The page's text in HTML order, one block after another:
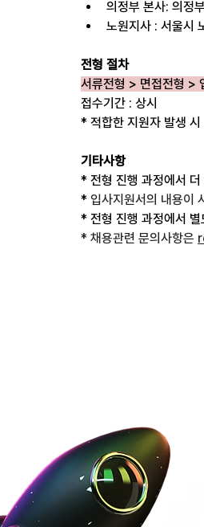
의정부 본사: 의정
노원지사 : 서울시
전형 절차
서류전형 > 면접전형 >
접수기간 : 상시
* 적합한 지원자 발생
기타사항
* 전형 진행 과정에서
* 입사지원서의 내용이
* 전형 진행 과정에서
* 채용관련 문의사항은